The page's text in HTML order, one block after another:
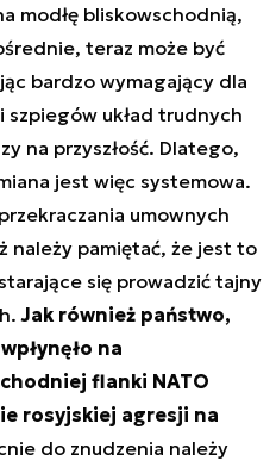
modłę bliskowschodnią,
teraz może być
bardzo wymagający dla
układ trudnych
na przyszłość. Dlatego,
jest więc systemowa.
umownych
należy pamiętać, że jest to
się prowadzić tajny
Jak również państwo,
na
flanki NATO
rosyjskiej agresji na
do znudzenia należy